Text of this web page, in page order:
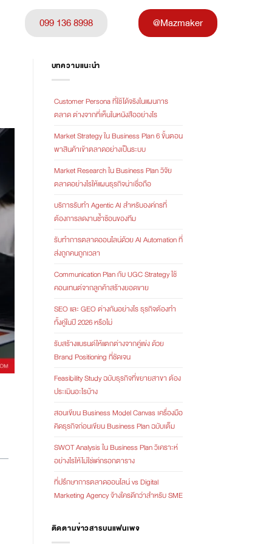
099 136 8998 @Mazmaker
บทความแนะนำ
Customer Persona ที่ใช้ได้จริงในแผนการ
ตลาด ต่างจากที่เห็นในหนังสืออย่างไร
Market Strategy ใน Business Plan 6 ขั้นตอน
พาสินค้าเข้าตลาดอย่างเป็นระบบ
Market Research ใน Business Plan วิจัย
ตลาดอย่างไรให้แผนธุรกิจน่าเชื่อถือ
บริการรับทำ Agentic AI สำหรับองค์กรที่
ต้องการลดงานซ้ำซ้อนของทีม
รับทำการตลาดออนไลน์ด้วย AI Automation ที่
ส่งถูกคนถูกเวลา
Communication Plan กับ UGC Strategy ใช้
คอนเทนต์จากลูกค้าสร้างยอดขาย
SEO และ GEO ต่างกันอย่างไร ธุรกิจต้องทำ
ทั้งคู่ในปี 2026 หรือไม่
รับสร้างแบรนด์ให้แตกต่างจากคู่แข่ง ด้วย
Brand Positioning ที่ชัดเจน
Feasibility Study ฉบับธุรกิจที่ขยายสาขา ต้อง
ประเมินอะไรบ้าง
สอนเขียน Business Model Canvas เครื่องมือ
คิดธุรกิจก่อนเขียน Business Plan ฉบับเต็ม
SWOT Analysis ใน Business Plan วิเคราะห์
อย่างไรให้ไม่ใช่แค่กรอกตาราง
ที่ปรึกษาการตลาดออนไลน์ vs Digital
Marketing Agency จ้างใครดีกว่าสำหรับ SME
ติดตามข่าวสารบนแฟนเพจ